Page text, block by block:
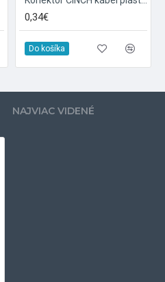
0,34€
Do košíka
NAJVIAC VIDENÉ